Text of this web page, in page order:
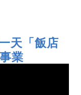
天「飯店
業